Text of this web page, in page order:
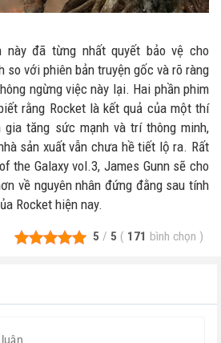
này đã từng nhất quyết bảo vệ cho
so với phiên bản truyện gốc và rõ ràng
ngừng việc này lại. Hai phần phim
rằng Rocket là kết quả của một thí
gia tăng sức mạnh và trí thông minh,
sản xuất vẫn chưa hề tiết lộ ra. Rất
the Galaxy vol.3, James Gunn sẽ cho
về nguyên nhân đứng đằng sau tính
Rocket hiện nay.
5 / 5 ( 171 bình chọn )